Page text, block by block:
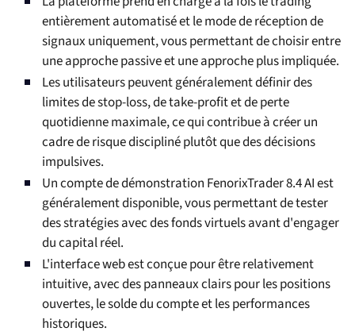
entièrement automatisé et le mode de réception de
signaux uniquement, vous permettant de choisir entre
une approche passive et une approche plus impliquée.
Les utilisateurs peuvent généralement définir des
limites de stop-loss, de take-profit et de perte
quotidienne maximale, ce qui contribue à créer un
cadre de risque discipliné plutôt que des décisions
impulsives.
Un compte de démonstration FenorixTrader 8.4 AI est
généralement disponible, vous permettant de tester
des stratégies avec des fonds virtuels avant d'engager
du capital réel.
L'interface web est conçue pour être relativement
intuitive, avec des panneaux clairs pour les positions
ouvertes, le solde du compte et les performances
historiques.